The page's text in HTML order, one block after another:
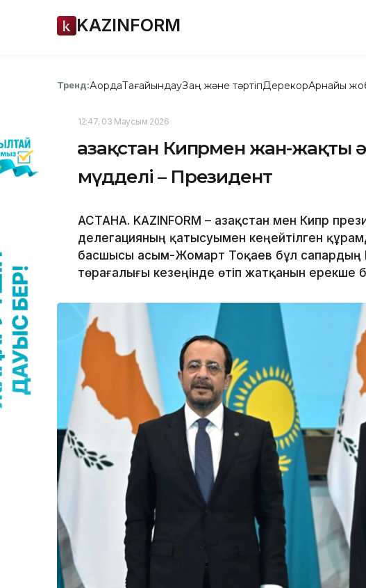
KAZINFORM
Тренд:АқордаТағайындауЗаң және тәртіпДерекқорАрнайы
12:47, 03 Маусым 2026
Қазақстан Кипрмен жан-жақты
мүдделі – Президент
АСТАНА. KAZINFORM – Қазақстан мен Кипр
делегацияның қатысуымен кеңейтілген
басшысы Қасым-Жомарт Тоқаев бұл сапардың
төрағалығы кезеңінде өтіп жатқанын ерекше